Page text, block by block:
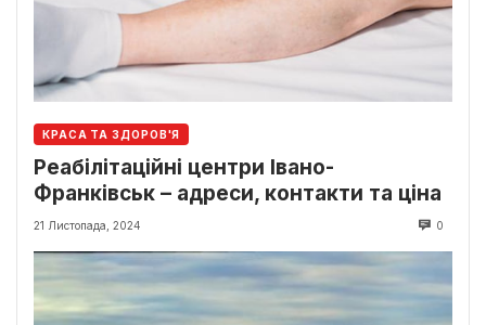
КРАСА ТА ЗДОРОВ'Я
Реабілітаційні центри Івано-
Франківськ – адреси, контакти та ціна
21 Листопада, 2024 0